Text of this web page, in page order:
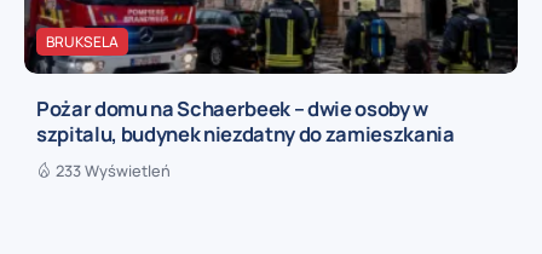
BRUKSELA
Pożar domu na Schaerbeek – dwie osoby w
szpitalu, budynek niezdatny do zamieszkania
233 Wyświetleń